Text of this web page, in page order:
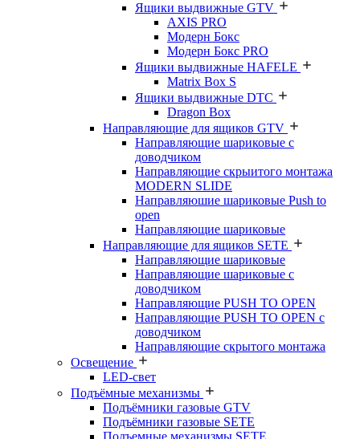
Ящики выдвижные GTV
AXIS PRO
Модерн Бокс
Модерн Бокс PRO
Ящики выдвижные HAFELE
Matrix Box S
Ящики выдвижные DTC
Dragon Box
Направляющие для ящиков GTV
Направляющие шариковые с
доводчиком
Направляющие скрыитого монтажа
MODERN SLIDE
Направляюшие шариковые Push to
open
Направляющие шариковые
Направляющие для ящиков SETE
Направляющие шариковые
Направляющие шариковые с
доводчиком
Направляющие PUSH TO OPEN
Направляющие PUSH TO OPEN с
доводчиком
Направляющие скрытого монтажа
Освещение
LED-свет
Подъёмные механизмы
Подъёмники газовые GTV
Подъёмники газовые SETE
Подъемные механизмы SETE